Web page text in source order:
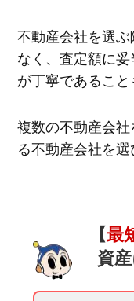
不動産会社を選
なく、査定額に
が丁寧であること
複数の不動産会
る不動産会社を選
【最
資